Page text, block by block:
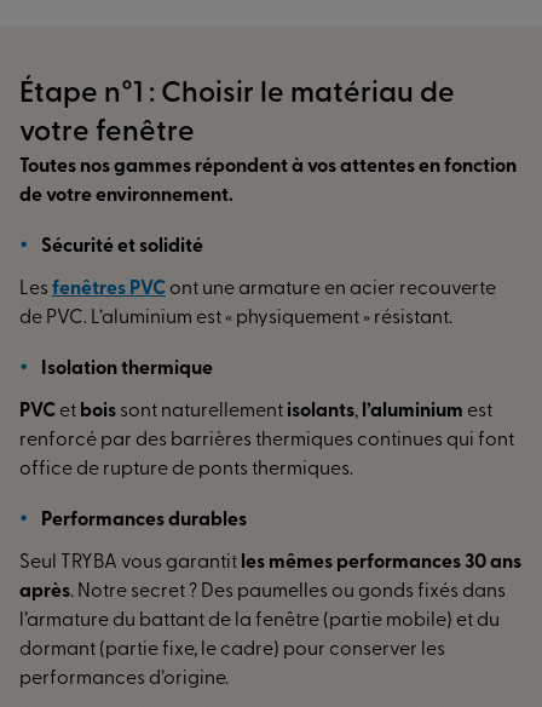
Étape n°1 : Choisir le matériau de
votre fenêtre
Toutes nos gammes répondent à vos attentes en fonction
de votre environnement.
Sécurité et solidité
Les fenêtres PVC ont une armature en acier recouverte
de PVC. L’aluminium est « physiquement » résistant.
Isolation thermique
PVC et bois sont naturellement isolants, l’aluminium est
renforcé par des barrières thermiques continues qui font
office de rupture de ponts thermiques.
Performances durables
Seul TRYBA vous garantit les mêmes performances 30 ans
après. Notre secret ? Des paumelles ou gonds fixés dans
l’armature du battant de la fenêtre (partie mobile) et du
dormant (partie fixe, le cadre) pour conserver les
performances d’origine.